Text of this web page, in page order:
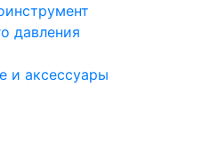
давления
и аксессуары